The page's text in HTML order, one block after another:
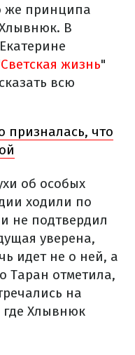
же принципа
В
Светская жизнь"
всю
призналась, что
об особых
ходили по
не подтвердил
уверена,
идет не о ней, а
Таран отметила,
на
Хлывнюк